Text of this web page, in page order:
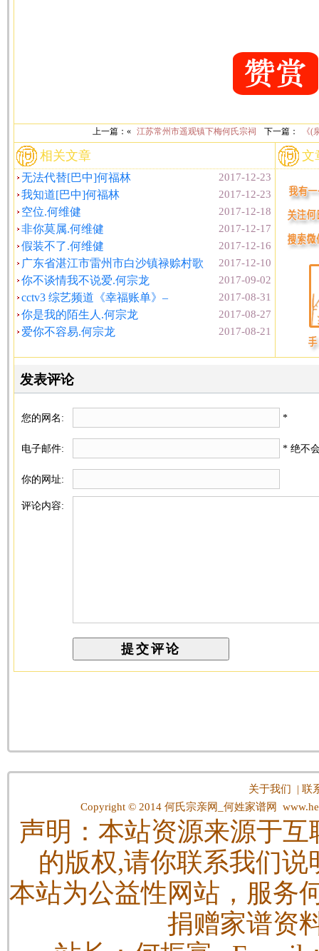
上一篇：« 江苏常州市遥观镇下梅何氏宗祠 下一篇： 《
相关文章
2017-12-23
无法代替[巴中]何福林
2017-12-23
我知道[巴中]何福林
2017-12-18
空位.何维健
2017-12-17
非你莫属.何维健
2017-12-16
假装不了.何维健
2017-12-10
广东省湛江市雷州市白沙镇禄赊村歌
2017-09-02
你不谈情我不说爱.何宗龙
2017-08-31
cctv3 综艺频道《幸福账单》–
2017-08-27
你是我的陌生人.何宗龙
2017-08-21
爱你不容易.何宗龙
文
发表评论
您的网名: *
电子邮件: * 绝不
你的网址:
评论内容:
关于我们 |联
Copyright © 2014 何氏宗亲网_何姓家谱网
声明：本站资源来源于
的版权,请你联系我们
本站为公益性网站，服务
捐赠家谱资